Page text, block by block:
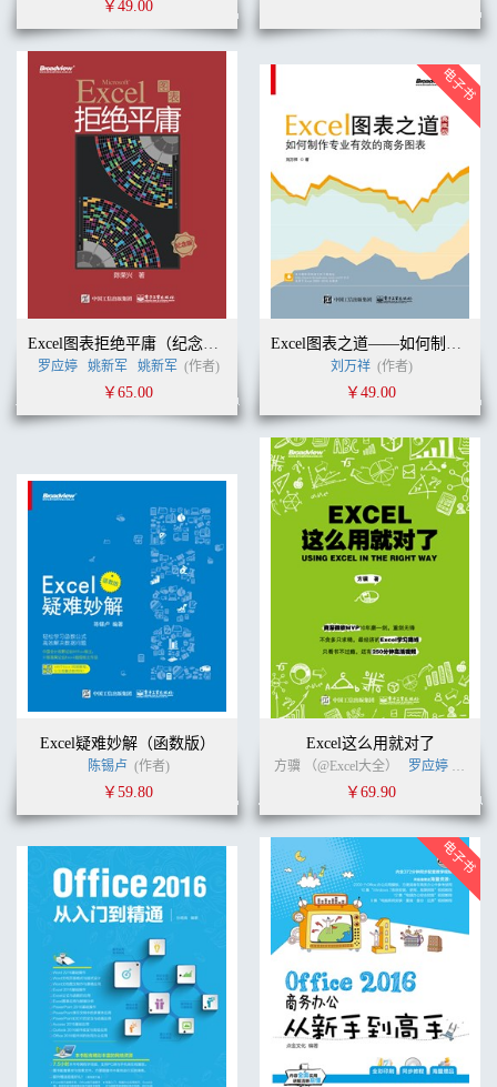
￥49.00
Excel图表拒绝平庸（纪念版）
罗应婷 姚新军 姚新军 (作者)
￥65.00
Excel图表之道——如何制作专业有效的商务图表（典藏版）
刘万祥 (作者)
￥49.00
Excel疑难妙解（函数版）
陈锡卢 (作者)
￥59.80
Excel这么用就对了
方骥 （@Excel大全） 罗应婷 姚新军
￥69.90